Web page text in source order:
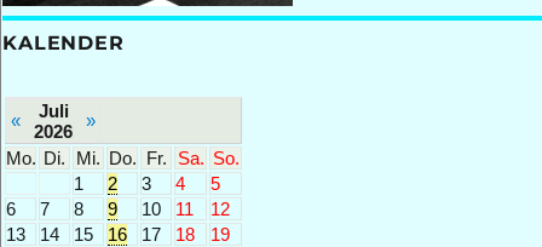
KALENDER
«
Juli
2026
»
Mo. Di. Mi. Do. Fr. Sa. So.
1
2 3 4
5
6
7 8 9 10 11
12
13
14 15 16 17 18
19